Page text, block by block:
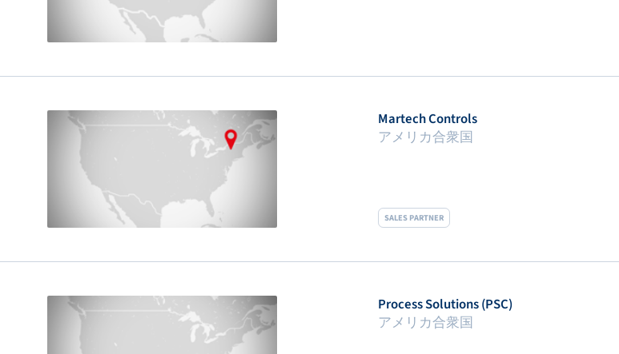
SALES PARTNER
Martech Controls
アメリカ合衆国
Process Solutions (PSC)
アメリカ合衆国